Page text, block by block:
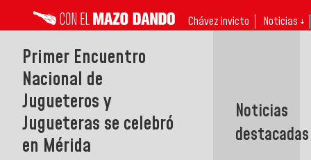
Chávez invicto Noticias ↓
Primer Encuentro
Nacional de
Jugueteros y
Jugueteras se celebró
en Mérida
Noticias
destacadas